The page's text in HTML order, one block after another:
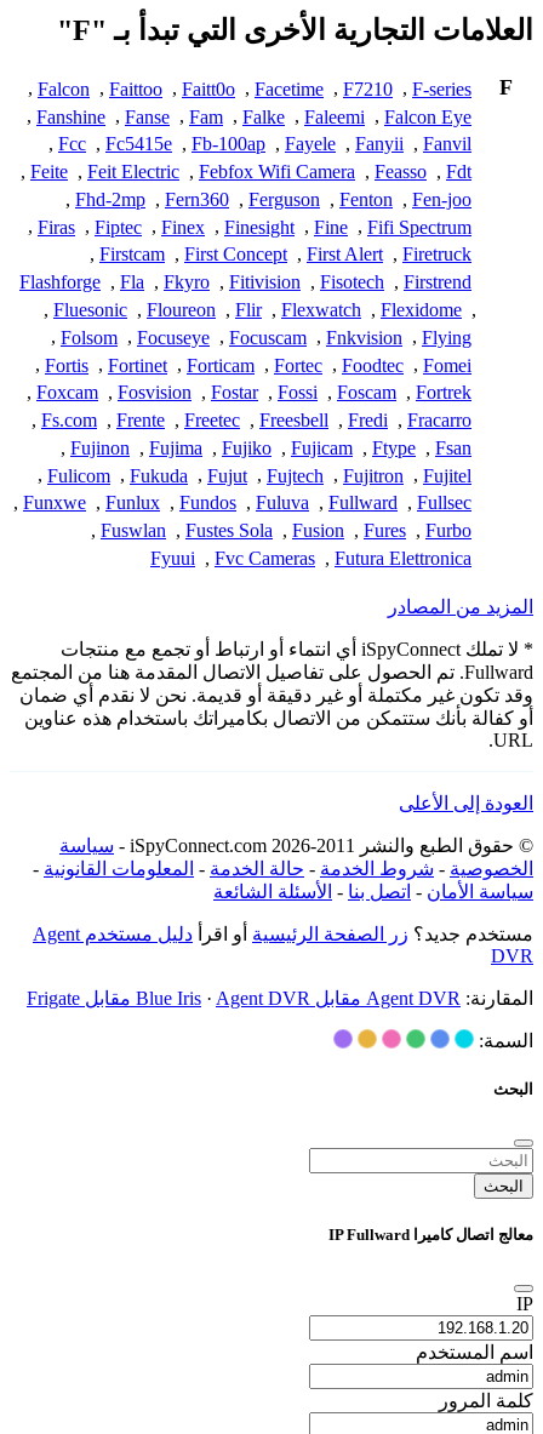
العلامات التجارية الأخرى التي تبدأ بـ "F"
F
F-series
,
F7210
,
Facetime
,
Faitt0o
,
Faittoo
,
Falcon
,
Falcon Eye
,
Faleemi
,
Falke
,
Fam
,
Fanse
,
Fanshine
,
Fanvil
,
Fanyii
,
Fayele
,
Fb-100ap
,
Fc5415e
,
Fcc
,
Fdt
,
Feasso
,
Febfox Wifi Camera
,
Feit Electric
,
Feite
,
Fen-joo
,
Fenton
,
Ferguson
,
Fern360
,
Fhd-2mp
,
Fifi Spectrum
,
Fine
,
Finesight
,
Finex
,
Fiptec
,
Firas
,
Firetruck
,
First Alert
,
First Concept
,
Firstcam
,
Firstrend
,
Fisotech
,
Fitivision
,
Fkyro
,
Fla
,
Flashforge
,
Flexidome
,
Flexwatch
,
Flir
,
Floureon
,
Fluesonic
,
Flying
,
Fnkvision
,
Focuscam
,
Focuseye
,
Folsom
,
Fomei
,
Foodtec
,
Fortec
,
Forticam
,
Fortinet
,
Fortis
,
Fortrek
,
Foscam
,
Fossi
,
Fostar
,
Fosvision
,
Foxcam
,
Fracarro
,
Fredi
,
Freesbell
,
Freetec
,
Frente
,
Fs.com
,
Fsan
,
Ftype
,
Fujicam
,
Fujiko
,
Fujima
,
Fujinon
,
Fujitel
,
Fujitron
,
Fujtech
,
Fujut
,
Fukuda
,
Fulicom
,
Fullsec
,
Fullward
,
Fuluva
,
Fundos
,
Funlux
,
Funxwe
,
Furbo
,
Fures
,
Fusion
,
Fustes Sola
,
Fuswlan
,
Futura Elettronica
,
Fvc Cameras
,
Fyuui
المزيد من المصادر
* لا تملك iSpyConnect أي انتماء أو ارتباط أو تجمع مع منتجات
Fullward. تم الحصول على تفاصيل الاتصال المقدمة هنا من المجتمع
وقد تكون غير مكتملة أو غير دقيقة أو قديمة. نحن لا نقدم أي ضمان
أو كفالة بأنك ستتمكن من الاتصال بكاميراتك باستخدام هذه عناوين
URL.
العودة إلى الأعلى
© حقوق الطبع والنشر 2011-2026 iSpyConnect.com -
سياسة
الخصوصية - شروط الخدمة - حالة الخدمة - المعلومات القانونية -
سياسة الأمان - اتصل بنا - الأسئلة الشائعة
مستخدم جديد؟ زر الصفحة الرئيسية أو اقرأ
دليل مستخدم Agent
DVR
المقارنة: Agent DVR مقابل Blue Iris · Agent DVR مقابل Frigate
السمة:
البحث
البحث
معالج اتصال كاميرا IP Fullward
IP
اسم المستخدم
كلمة المرور